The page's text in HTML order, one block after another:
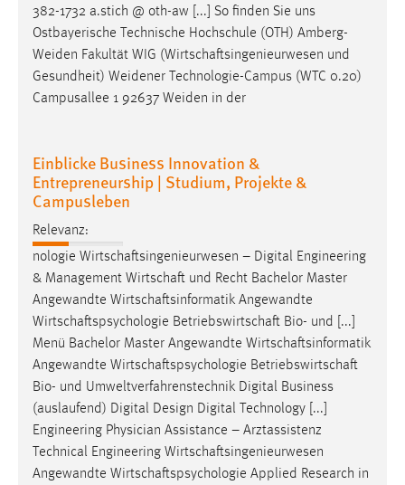
382-1732 a.stich @ oth-aw [...] So finden Sie uns
Ostbayerische Technische Hochschule (OTH) Amberg-
Weiden Fakultät WIG (Wirtschaftsingenieurwesen und
Gesundheit) Weidener Technologie-Campus (WTC 0.20)
Campusallee 1 92637 Weiden in der
Einblicke Business Innovation &
Entrepreneurship | Studium, Projekte &
Campusleben
Relevanz:
nologie Wirtschaftsingenieurwesen – Digital Engineering
& Management Wirtschaft und Recht Bachelor Master
Angewandte Wirtschaftsinformatik Angewandte
Wirtschaftspsychologie Betriebswirtschaft Bio- und [...]
Menü Bachelor Master Angewandte Wirtschaftsinformatik
Angewandte Wirtschaftspsychologie Betriebswirtschaft
Bio- und Umweltverfahrenstechnik Digital Business
(auslaufend) Digital Design Digital Technology [...]
Engineering Physician Assistance – Arztassistenz
Technical Engineering Wirtschaftsingenieurwesen
Angewandte Wirtschaftspsychologie Applied Research in